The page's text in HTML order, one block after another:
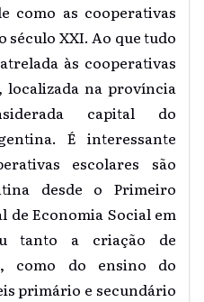
como as cooperativas
século XXI. Ao que tudo
às cooperativas
localizada na província
capital do
É interessante
escolares são
desde o Primeiro
de Economia Social em
tanto a criação de
como do ensino do
primário e secundário